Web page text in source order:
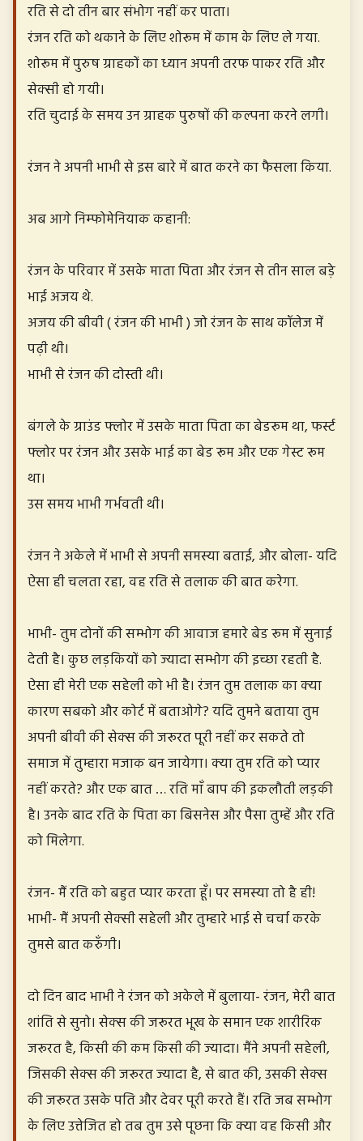
रति से दो तीन बार संभोग नहीं कर पाता।
रंजन रति को थकाने के लिए शोरूम में काम के लिए ले गया.
शोरूम में पुरुष ग्राहकों का ध्यान अपनी तरफ पाकर रति और
सेक्सी हो गयी।
रति चुदाई के समय उन ग्राहक पुरुषों की कल्पना करने लगी।
रंजन ने अपनी भाभी से इस बारे में बात करने का फैसला किया.
अब आगे निम्फोमेनियाक कहानी:
रंजन के परिवार में उसके माता पिता और रंजन से तीन साल बड़े
भाई अजय थे.
अजय की बीवी ( रंजन की भाभी ) जो रंजन के साथ कॉलेज में
पढ़ी थी।
भाभी से रंजन की दोस्ती थी।
बंगले के ग्राउंड फ्लोर में उसके माता पिता का बेडरूम था, फर्स्ट
फ्लोर पर रंजन और उसके भाई का बेड रूम और एक गेस्ट रूम
था।
उस समय भाभी गर्भवती थी।
रंजन ने अकेले में भाभी से अपनी समस्या बताई, और बोला- यदि
ऐसा ही चलता रहा, वह रति से तलाक की बात करेगा.
भाभी- तुम दोनों की सम्भोग की आवाज हमारे बेड रूम में सुनाई
देती है। कुछ लड़कियों को ज्यादा सम्भोग की इच्छा रहती है.
ऐसा ही मेरी एक सहेली को भी है। रंजन तुम तलाक का क्या
कारण सबको और कोर्ट में बताओगे? यदि तुमने बताया तुम
अपनी बीवी की सेक्स की जरूरत पूरी नहीं कर सकते तो
समाज में तुम्हारा मजाक बन जायेगा। क्या तुम रति को प्यार
नहीं करते? और एक बात … रति माँ बाप की इकलौती लड़की
है। उनके बाद रति के पिता का बिसनेस और पैसा तुम्हें और रति
को मिलेगा.
रंजन- मैं रति को बहुत प्यार करता हूँ। पर समस्या तो है ही!
भाभी- मैं अपनी सेक्सी सहेली और तुम्हारे भाई से चर्चा करके
तुमसे बात करुँगी।
दो दिन बाद भाभी ने रंजन को अकेले में बुलाया- रंजन, मेरी बात
शांति से सुनो। सेक्स की जरूरत भूख के समान एक शारीरिक
जरूरत है, किसी की कम किसी की ज्यादा। मैंने अपनी सहेली,
जिसकी सेक्स की जरूरत ज्यादा है, से बात की, उसकी सेक्स
की जरूरत उसके पति और देवर पूरी करते हैं। रति जब सम्भोग
के लिए उत्तेजित हो तब तुम उसे पूछना कि क्या वह किसी और